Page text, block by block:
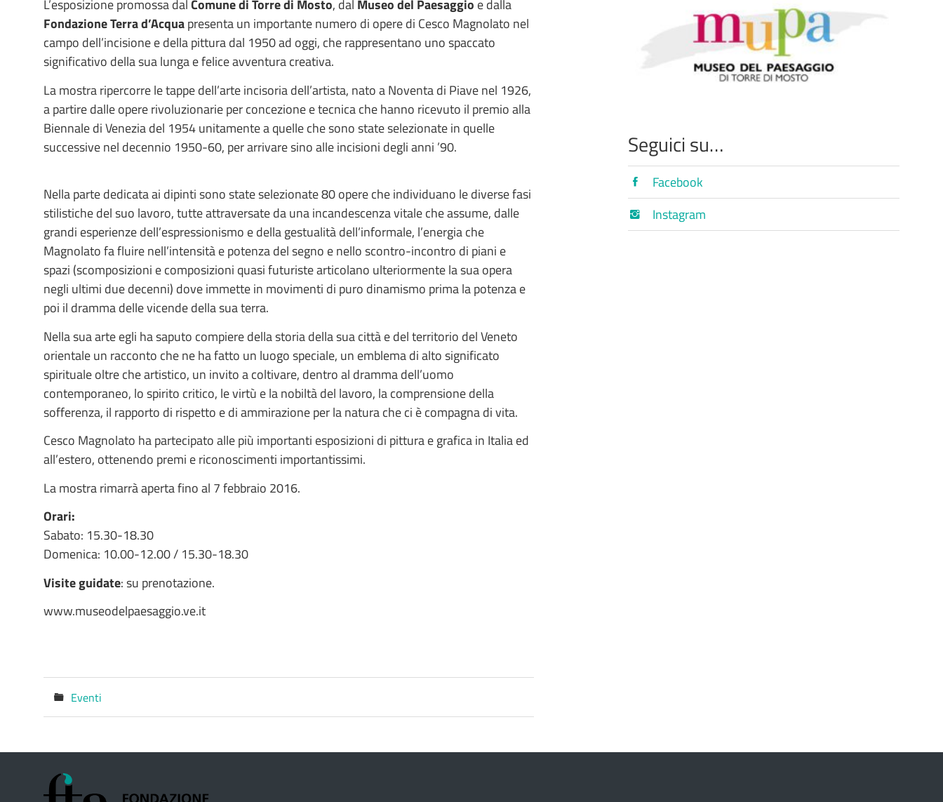
L’esposizione promossa dalComune di Torre di Mosto, dal Museo del Paesaggio e dalla
Fondazione Terra d’Acquapresenta un importante numero di opere di Cesco Magnolato nel
campo dell’incisione e della pittura dal 1950 ad oggi, che rappresentano uno spaccato
significativo della sua lunga e felice avventura creativa.
La mostra ripercorre le tappe dell’arte incisoria dell’artista, nato a Noventa di Piave nel 1926,
a partire dalle opere rivoluzionarie per concezione e tecnica che hanno ricevuto il premio alla
Biennale di Venezia del 1954 unitamente a quelle che sono state selezionate in quelle
successive nel decennio 1950-60, per arrivare sino alle incisioni degli anni ’90.
Nella parte dedicata ai dipinti sono state selezionate 80 opere che individuano le diverse fasi
stilistiche del suo lavoro, tutte attraversate da una incandescenza vitale che assume, dalle
grandi esperienze dell’espressionismo e della gestualità dell’informale, l’energia che
Magnolato fa fluire nell’intensità e potenza del segno e nello scontro-incontro di piani e
spazi (scomposizioni e composizioni quasi futuriste articolano ulteriormente la sua opera
negli ultimi due decenni) dove immette in movimenti di puro dinamismo prima la potenza e
poi il dramma delle vicende della sua terra.
Nella sua arte egli ha saputo compiere della storia della sua città e del territorio del Veneto
orientale un racconto che ne ha fatto un luogo speciale, un emblema di alto significato
spirituale oltre che artistico, un invito a coltivare, dentro al dramma dell’uomo
contemporaneo, lo spirito critico, le virtù e la nobiltà del lavoro, la comprensione della
sofferenza, il rapporto di rispetto e di ammirazione per la natura che ci è compagna di vita.
Cesco Magnolato ha partecipato alle più importanti esposizioni di pittura e grafica in Italia ed
all’estero, ottenendo premi e riconoscimenti importantissimi.
La mostra rimarrà aperta fino al 7 febbraio 2016.
Orari:
Sabato: 15.30-18.30
Domenica: 10.00-12.00 / 15.30-18.30
Visite guidate: su prenotazione.
www.museodelpaesaggio.ve.it
Categorie
Eventi
Seguici su…
Facebook
Instagram